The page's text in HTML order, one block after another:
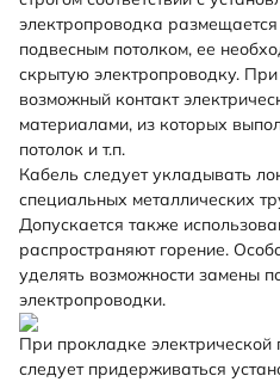
электропроводка
подвесным потолком, ее
скрытую электропроводку.
возможный контакт
материалами, из которых
потолок и т.п.
Кабель следует укладывать
специальных металлических
Допускается также
распространяют горение.
уделять возможности замены
электропроводки.
При прокладке
следует придерживаться